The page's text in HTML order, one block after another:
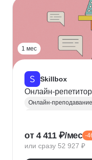
1 мес
Skillbox
Онлайн-репетитор
Онлайн-преподавание
Коучинг
LMS
от 4 411 ₽/мес -
или сразу 52 927 ₽